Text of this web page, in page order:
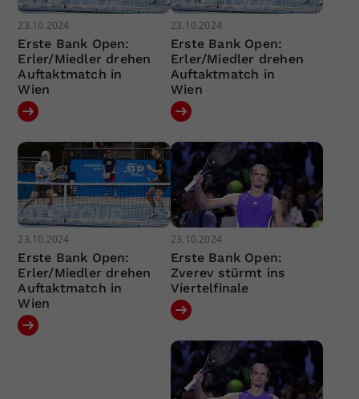
23.10.2024
Erste Bank Open:
Erler/Miedler drehen
Auftaktmatch in
Wien
23.10.2024
Erste Bank Open:
Erler/Miedler drehen
Auftaktmatch in
Wien
23.10.2024
Erste Bank Open:
Erler/Miedler drehen
Auftaktmatch in
Wien
23.10.2024
Erste Bank Open:
Zverev stürmt ins
Viertelfinale